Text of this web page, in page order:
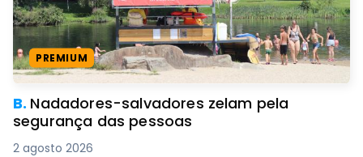
PREMIUM
B. Nadadores-salvadores zelam pela
segurança das pessoas
2 agosto 2026